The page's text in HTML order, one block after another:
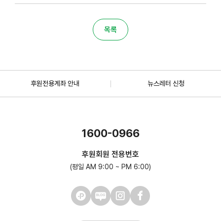
목록
후원전용계좌 안내 뉴스레터 신청
1600-0966
후원회원 전용번호
(평일 AM 9:00 ~ PM 6:00)